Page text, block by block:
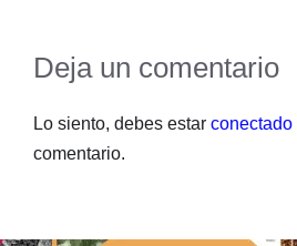
Deja un comentario
Lo siento, debes estar conectado
comentario.